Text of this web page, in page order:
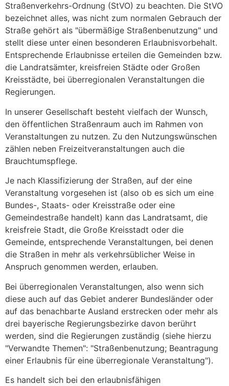
Straßenverkehrs-Ordnung (StVO) zu beachten. Die StVO
bezeichnet alles, was nicht zum normalen Gebrauch der
Straße gehört als "übermäßige Straßenbenutzung" und
stellt diese unter einen besonderen Erlaubnisvorbehalt.
Entsprechende Erlaubnisse erteilen die Gemeinden bzw.
die Landratsämter, kreisfreien Städte oder Großen
Kreisstädte, bei überregionalen Veranstaltungen die
Regierungen.
In unserer Gesellschaft besteht vielfach der Wunsch,
den öffentlichen Straßenraum auch im Rahmen von
Veranstaltungen zu nutzen. Zu den Nutzungswünschen
zählen neben Freizeitveranstaltungen auch die
Brauchtumspflege.
Je nach Klassifizierung der Straßen, auf der eine
Veranstaltung vorgesehen ist (also ob es sich um eine
Bundes-, Staats- oder Kreisstraße oder eine
Gemeindestraße handelt) kann das Landratsamt, die
kreisfreie Stadt, die Große Kreisstadt oder die
Gemeinde, entsprechende Veranstaltungen, bei denen
die Straßen in mehr als verkehrsüblicher Weise in
Anspruch genommen werden, erlauben.
Bei überregionalen Veranstaltungen, also wenn sich
diese auch auf das Gebiet anderer Bundesländer oder
auf das benachbarte Ausland erstrecken oder mehr als
drei bayerische Regierungsbezirke davon berührt
werden, sind die Regierungen zuständig (siehe hierzu
"Verwandte Themen": "Straßenbenutzung; Beantragung
einer Erlaubnis für eine überregionale Veranstaltung").
Es handelt sich bei den erlaubnisfähigen